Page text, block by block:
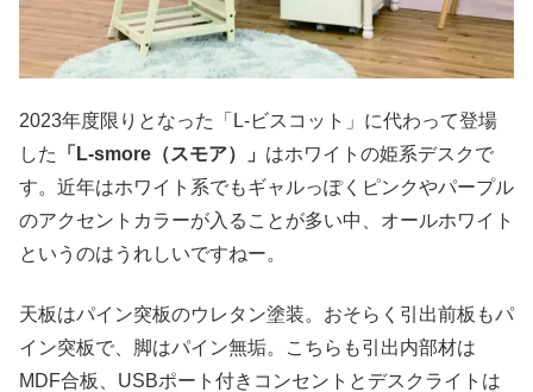
2023年度限りとなった「L-ビスコット」に代わって登場
した
「L-smore（スモア）」 はホワイトの姫系デスクで
す。近年はホワイト系でもギャルっぽくピンクやパープル
のアクセントカラーが入ることが多い中、オールホワイト
というのはうれしいですねー。
天板はパイン突板のウレタン塗装。おそらく引出前板もパ
イン突板で、脚はパイン無垢。こちらも引出内部材は
MDF合板、USBポート付きコンセントとデスクライトは